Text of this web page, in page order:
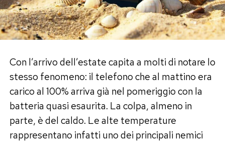
Oltre al gusto avvolgente, il lassi al mango offre
un profilo nutrizionale particolarmente
dose di fermenti lattici vivi e probiotici, utili per
riequilibrare la flora batterica intestinale e
stimolare i processi digestivi. Nella cultura
ayurvedica, infatti, lo yogurt allungato con
acqua o latte viene considerato un eccellente
lenitivo per l’apparato digerente.
Con l’arrivo dell’estate capita a molti di notare lo
stesso fenomeno: il telefono che al mattino era
carico al 100% arriva già nel pomeriggio con la
batteria quasi esaurita. La colpa, almeno in
parte, è del caldo. Le alte temperature
rappresentano infatti uno dei principali nemici